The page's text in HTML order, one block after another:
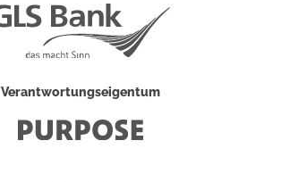
Verantwortungseigentum